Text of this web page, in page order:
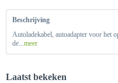
Beschrijving
Autoladekabel, autoadapter voor het
de...meer
Laatst bekeken